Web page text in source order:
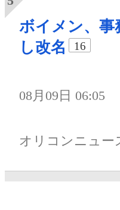
ボイメン、事
し改名
16
08月09日 06:05
オリコンニュー